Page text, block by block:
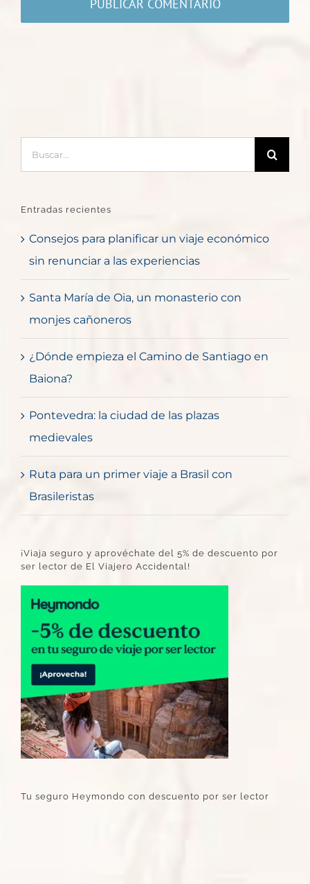
Entradas recientes
Consejos para planificar un viaje económico
sin renunciar a las experiencias
Santa María de Oia, un monasterio con
monjes cañoneros
¿Dónde empieza el Camino de Santiago en
Baiona?
Pontevedra: la ciudad de las plazas
medievales
Ruta para un primer viaje a Brasil con
Brasileristas
¡Viaja seguro y aprovéchate del 5% de descuento por
ser lector de El Viajero Accidental!
Tu seguro Heymondo con descuento por ser lector